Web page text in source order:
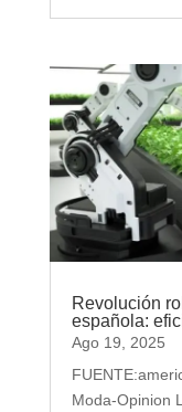
Revolución
española:
Ago 19, 2025
Moda-Opinion